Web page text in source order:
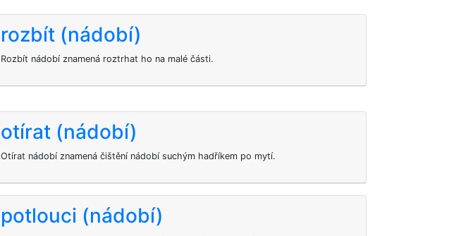
rozbít (nádobí)
Rozbít nádobí znamená roztrhat ho na malé části.
otírat (nádobí)
Otírat nádobí znamená čištění nádobí suchým hadříkem po mytí.
potlouci (nádobí)